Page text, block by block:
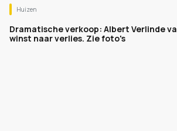
Huizen
Dramatische verkoop: Albert Verlinde
winst naar verlies. Zie foto's